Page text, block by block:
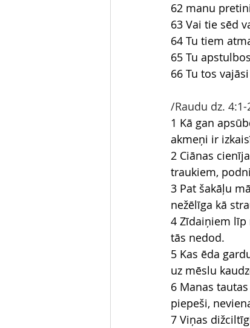
62 manu
63 Vai tie sēd
64 Tu tiem
65 Tu
66 Tu tos
/Raudu dz.
1 Kā gan
akmeņi ir
2 Ciānas
traukiem,
3 Pat šakāļu
nežēlīga kā
4 Zīdaiņiem līp
tās nedod.
5 Kas ēda
uz mēslu
6 Manas
piepeši,
7 Viņas